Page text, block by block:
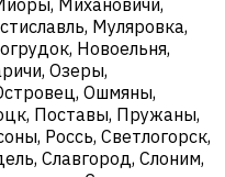
Муляровка,
Новоельня,
Озеры,
Ошмяны,
Поставы, Пружаны,
Россь, Светлогорск,
Славгород, Слоним,